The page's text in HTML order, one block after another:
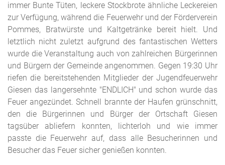
immer Bunte Tüten, leckere Stockbrote ähnliche Leckereien
zur Verfügung, während die Feuerwehr und der Förderverein
Pommes, Bratwürste und Kaltgetränke bereit hielt. Und
letztlich nicht zuletzt aufgrund des fantastischen Wetters
wurde die Veranstaltung auch von zahlreichen Bürgerinnen
und Bürgern der Gemeinde angenommen. Gegen 19:30 Uhr
riefen die bereitstehenden Mitglieder der Jugendfeuerwehr
Giesen das langersehnte "ENDLICH" und schon wurde das
Feuer angezündet. Schnell brannte der Haufen grünschnitt,
den die Bürgerinnen und Bürger der Ortschaft Giesen
tagsüber abliefern konnten, lichterloh und wie immer
passte die Feuerwehr auf, dass alle Besucherinnen und
Besucher das Feuer sicher genießen konnten.